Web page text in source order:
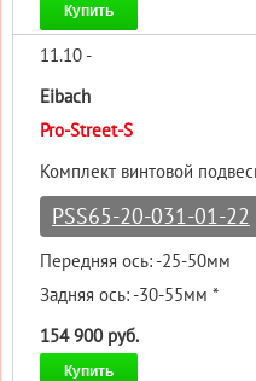
Купить
11.10 -
Eibach
Pro-Street-S
Комплект винтовой
PSS65-20-031-01-22
Передняя ось: -25-50мм
Задняя ось: -30-55мм *
154 900 руб.
Купить